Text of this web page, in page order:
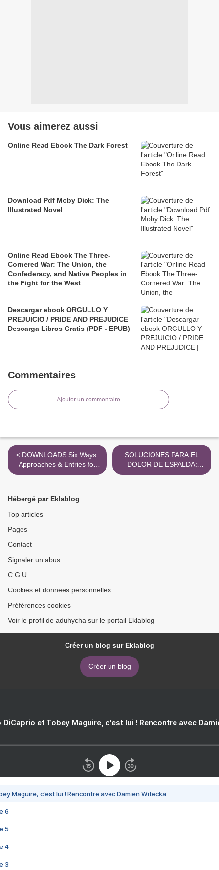
Vous aimerez aussi
Online Read Ebook The Dark Forest
Download Pdf Moby Dick: The
Illustrated Novel
Online Read Ebook The Three-
Cornered War: The Union, the
Confederacy, and Native Peoples in
the Fight for the West
Descargar ebook ORGULLO Y
PREJUICIO / PRIDE AND PREJUDICE |
Descarga Libros Gratis (PDF - EPUB)
Commentaires
Ajouter un commentaire
< DOWNLOADS Six Ways:
Approaches & Entries for
Practical Magic
SOLUCIONES PARA EL
DOLOR DE ESPALDA:
METODOS
Hébergé par Eklablog
Top articles
Pages
Contact
Signaler un abus
C.G.U.
Cookies et données personnelles
Préférences cookies
Voir le profil de aduhycha sur le portail Eklablog
Créer un blog sur Eklablog
Créer un blog
DiCaprio et Tobey Maguire, c'est lui ! Rencontre avec
Maguire, c'est lui ! Rencontre avec Damien Witecka
6
5
4
3